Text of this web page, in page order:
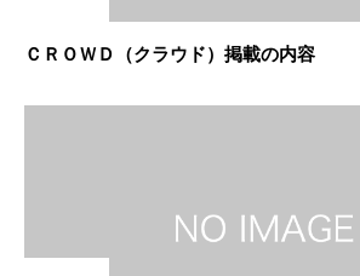
ＣＲＯＷＤ（クラウド）掲載の内容